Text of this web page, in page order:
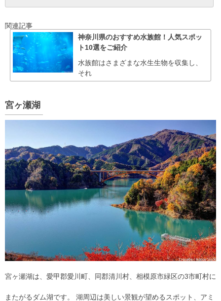
関連記事
神奈川県のおすすめ水族館！人気スポッ
ト10選をご紹介
水族館はさまざまな水生生物を収集し、
それ
宮ヶ瀬湖
宮ヶ瀬湖は、愛甲郡愛川町、同郡清川村、相模原市緑区の3市町村に
またがるダム湖です。 湖周辺は美しい景観が望めるスポット、アミ